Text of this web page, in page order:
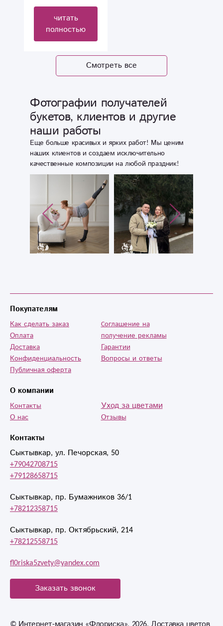
доставка
вовремя.
Проживаю в
Санкт-
Петербурге.
Удобно. Отчёт по
читать
полностью
Смотреть все
Фотографии получателей
букетов, клиентов и другие
наши работы
Еще больше красивых и ярких работ! Мы ценим
наших клиентов и создаем исключительно
качественные композиции на любой праздник!
Контакты
Сыктывкар, ул. Печорская, 50
+79042708715
+79128658715
Сыктывкар, пр. Бумажников 36/1
+78212358715
Сыктывкар, пр. Октябрьский, 214
+78212558715
fl0riska5zvety@yandex.com
Заказать звонок
Покупателям
Как сделать заказ
Оплата
Доставка
Конфиденциальность
Публичная оферта
Cоглашение на
получение рекламы
Гарантии
Вопросы и ответы
О компании
Контакты
О нас
Уход за цветами
Отзывы